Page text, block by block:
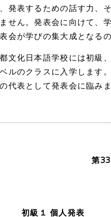
発表するための話す力、
せん。発表会に向けて、
会が学びの集大成となるの
文化日本語学校には初級
ルのクラスに入学します
代表として発表会に臨みま
第
初級１ 個人発表